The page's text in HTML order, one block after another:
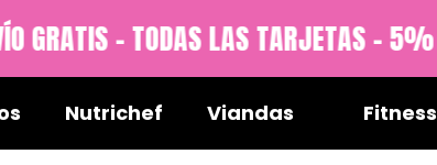
GRATIS - TODAS LAS TARJETAS - 5%
Nutrichef Viandas Fitness